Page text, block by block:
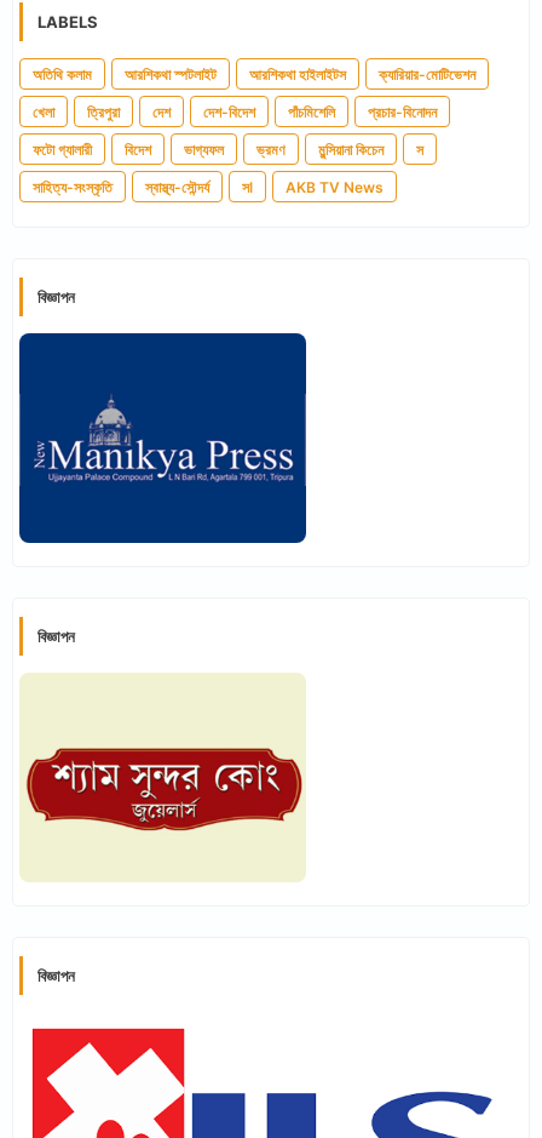
LABELS
অতিথি কলাম আরশিকথা স্পটলাইট আরশিকথা হাইলাইটস ক্যারিয়ার-মোটিভেশন
খেলা ত্রিপুরা দেশ দেশ-বিদেশ পাঁচমিশেলি প্রচার-বিনোদন
ফটো গ্যালারী বিদেশ ভাগ্যফল ভ্রমণ মুন্সিয়ানা কিচেন স
সাহিত্য-সংস্কৃতি স্বাস্থ্য-সৌন্দর্য সl AKB TV News
বিজ্ঞাপন
বিজ্ঞাপন
বিজ্ঞাপন